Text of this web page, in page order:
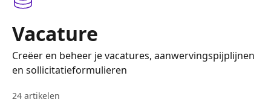
Vacature
Creëer en beheer je vacatures, aanwervingspijplijnen
en sollicitatieformulieren
24 artikelen